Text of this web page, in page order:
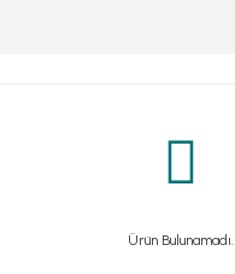
Ürün Bulunamadı.